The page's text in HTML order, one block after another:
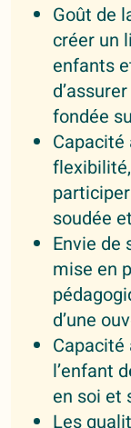
Goût de
créer un
enfants
fondée
Capacité
soudée
Envie de
mise en
d’une
Capacité
l’enfant
en soi et
Les